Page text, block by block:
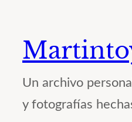
Un archivo
y fotografías